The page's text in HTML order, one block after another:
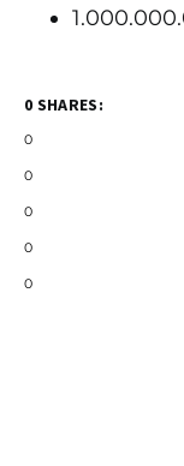
0 SHARES:
0
0
0
0
0